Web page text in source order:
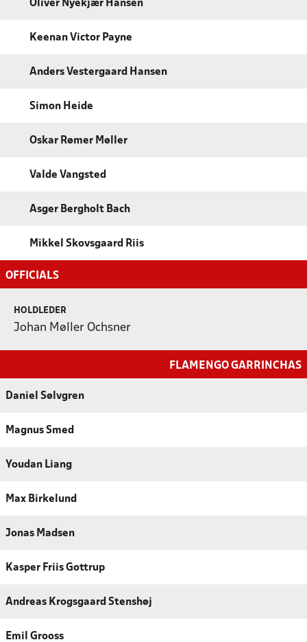
Oliver Nyekjær Hansen
Keenan Victor Payne
Anders Vestergaard Hansen
Simon Heide
Oskar Rømer Møller
Valde Vangsted
Asger Bergholt Bach
Mikkel Skovsgaard Riis
OFFICIALS
HOLDLEDER
Johan Møller Ochsner
FLAMENGO GARRINCHAS
Daniel Sølvgren
Magnus Smed
Youdan Liang
Max Birkelund
Jonas Madsen
Kasper Friis Gottrup
Andreas Krogsgaard Stenshøj
Emil Grooss